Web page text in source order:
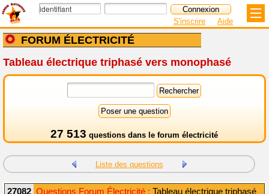
FORUM ÉLECTRICITÉ
S'inscrire Aide
Tableau électrique triphasé vers monophasé
27 513 questions dans le forum électricité
Liste des questions
27082 Questions Forum Électricité : Tableau électrique triphasé